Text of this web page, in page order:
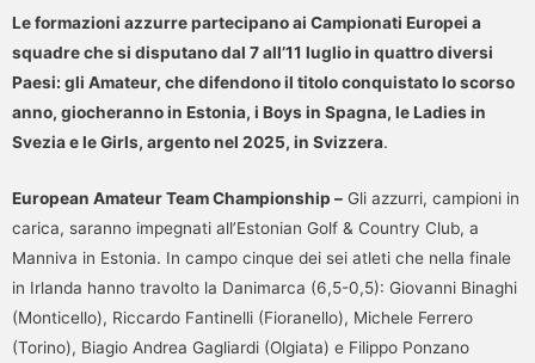
Le formazioni azzurre partecipano ai Campionati Europei a
squadre che si disputano dal 7 all’11 luglio in quattro diversi
Paesi: gli Amateur, che difendono il titolo conquistato lo scorso
anno, giocheranno in Estonia, i Boys in Spagna, le Ladies in
Svezia e le Girls, argento nel 2025, in Svizzera.
European Amateur Team Championship – Gli azzurri, campioni in
carica, saranno impegnati all’Estonian Golf & Country Club, a
Manniva in Estonia. In campo cinque dei sei atleti che nella finale
in Irlanda hanno travolto la Danimarca (6,5-0,5): Giovanni Binaghi
(Monticello), Riccardo Fantinelli (Fioranello), Michele Ferrero
(Torino), Biagio Andrea Gagliardi (Olgiata) e Filippo Ponzano